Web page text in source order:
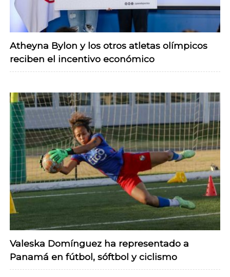
Atheyna Bylon y los otros atletas olímpicos
reciben el incentivo económico
Valeska Domínguez ha representado a
Panamá en fútbol, sóftbol y ciclismo